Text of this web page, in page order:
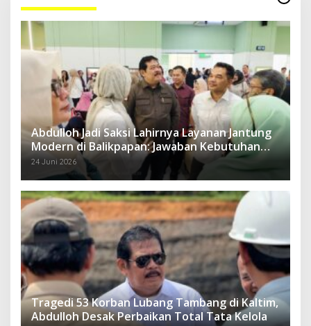
Abdulloh Jadi Saksi Lahirnya Layanan Jantung
Modern di Balikpapan: Jawaban Kebutuhan
Rakyat
24 Juni 2026
Tragedi 53 Korban Lubang Tambang di Kaltim,
Abdulloh Desak Perbaikan Total Tata Kelola